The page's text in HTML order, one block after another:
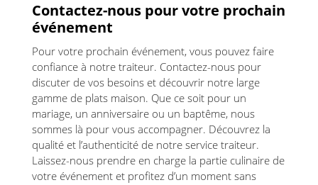
Contactez-nous pour votre prochain
événement
Pour votre prochain événement, vous pouvez faire
confiance à notre traiteur. Contactez-nous pour
discuter de vos besoins et découvrir notre large
gamme de plats maison. Que ce soit pour un
mariage, un anniversaire ou un baptême, nous
sommes là pour vous accompagner. Découvrez la
qualité et l’authenticité de notre service traiteur.
Laissez-nous prendre en charge la partie culinaire de
votre événement et profitez d’un moment sans